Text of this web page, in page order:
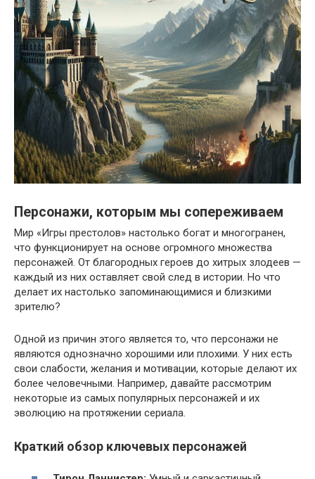
Персонажи, которым мы сопереживаем
Мир «Игры престолов» настолько богат и многогранен,
что функционирует на основе огромного множества
персонажей. От благородных героев до хитрых злодеев —
каждый из них оставляет свой след в истории. Но что
делает их настолько запоминающимися и близкими
зрителю?
Одной из причин этого является то, что персонажи не
являются однозначно хорошими или плохими. У них есть
свои слабости, желания и мотивации, которые делают их
более человечными. Например, давайте рассмотрим
некоторые из самых популярных персонажей и их
эволюцию на протяжении сериала.
Краткий обзор ключевых персонажей